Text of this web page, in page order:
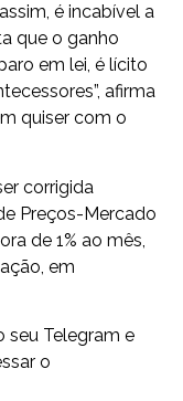
é incabível a
que o ganho
em lei, é lícito
afirma
quiser com o
corrigida
Preços-Mercado
de 1% ao mês,
em
seu Telegram e
o